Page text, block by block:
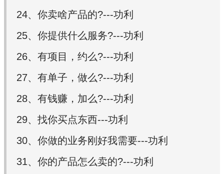
24、你卖啥产品的?---功利
25、你提供什么服务?---功利
26、有项目，约么?---功利
27、有单子，做么?---功利
28、有钱赚，加么?---功利
29、找你买点东西---功利
30、你做的业务刚好我需要---功利
31、你的产品怎么卖的?---功利